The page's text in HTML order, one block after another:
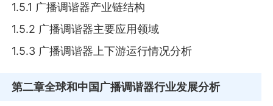
1.5.1 广播调谐器产业链结构
1.5.2 广播调谐器主要应用领域
1.5.3 广播调谐器上下游运行情况分析
第二章全球和中国广播调谐器行业发展分析